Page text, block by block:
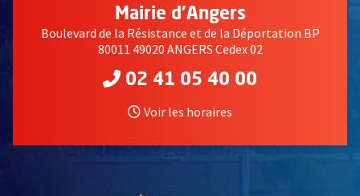
Mairie d'Angers
Boulevard de la Résistance et de la Déportation BP
80011 49020 ANGERS Cedex 02
02 41 05 40 00
Voir les horaires